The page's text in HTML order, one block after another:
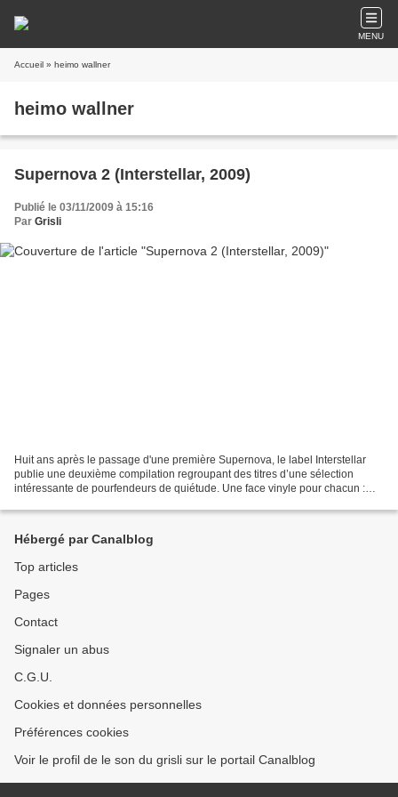
MENU
Accueil » heimo wallner
heimo wallner
Supernova 2 (Interstellar, 2009)
Publié le 03/11/2009 à 15:16
Par Grisli
Huit ans après le passage d'une première Supernova, le label Interstellar
publie une deuxième compilation regroupant des titres d’une sélection
intéressante de pourfendeurs de quiétude. Une face vinyle pour chacun :
Hébergé par Canalblog
Top articles
Pages
Contact
Signaler un abus
C.G.U.
Cookies et données personnelles
Préférences cookies
Voir le profil de le son du grisli sur le portail Canalblog